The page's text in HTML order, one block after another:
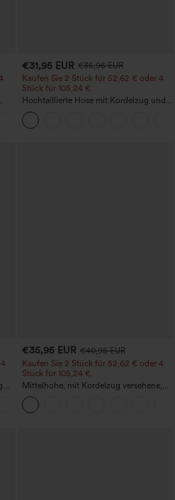
€31,95 EUR €35,95 EUR
Kaufen Sie 2 Stück für 52,62 € oder 4
Stück für 105,24 €.
Hochtaillierte Hose mit Kordelzug und
Taschen, weitem Bein, lässig und locker
in Leinenoptik
€35,95 EUR €40,95 EUR
Kaufen Sie 2 Stück für 52,62 € oder 4
Stück für 105,24 €.
Mittelhohe, mit Kordelzug versehene,
schnelltrocknende Golfhose mit schmal
zulaufendem Schnitt, abgerundetem
Saum und Taschen – UPF 40+